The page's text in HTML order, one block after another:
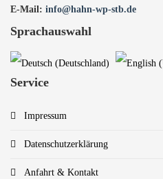
E-Mail: info@hahn-wp-stb.de
Sprachauswahl
Service
Impressum
Datenschutzerklärung
Anfahrt & Kontakt